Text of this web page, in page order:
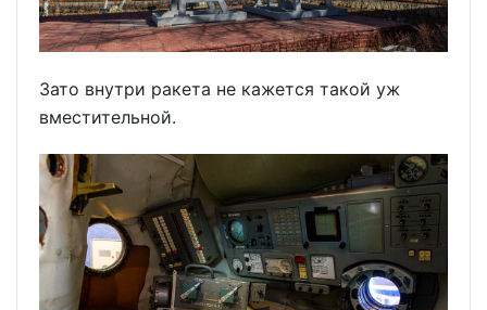
Зато внутри ракета не кажется такой уж
вместительной.